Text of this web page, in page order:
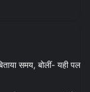
समय, बोलीं- यही पल